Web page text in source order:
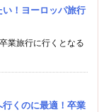
！ヨーロッパ旅行
業旅行に行くとなる
くのに最適！卒業